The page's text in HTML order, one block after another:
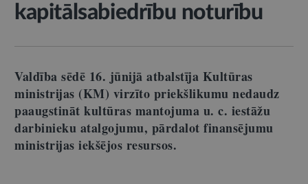
kapitālsabiedrību noturību
Valdība sēdē 16. jūnijā atbalstīja Kultūras
ministrijas (KM) virzīto priekšlikumu nedaudz
paaugstināt kultūras mantojuma u. c. iestāžu
darbinieku atalgojumu, pārdalot finansējumu
ministrijas iekšējos resursos.